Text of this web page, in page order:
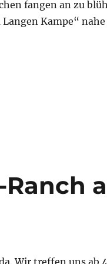
fangen an zu
Langen Kampe“